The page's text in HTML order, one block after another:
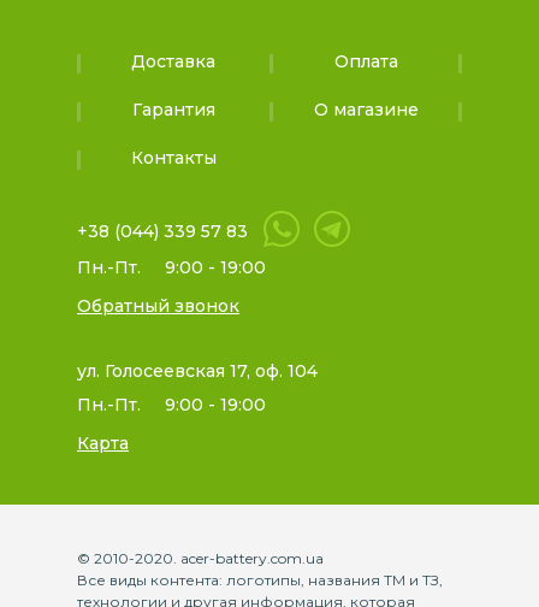
Доставка Оплата
Гарантия О магазине
Контакты
+38 (044) 339 57 83
Пн.-Пт.
9:00 - 19:00
Обратный звонок
ул. Голосеевская 17, оф. 104
Пн.-Пт.
9:00 - 19:00
Карта
© 2010-2020. acer-battery.com.ua
Все виды контента: логотипы, названия ТМ и ТЗ,
технологии и другая информация, которая